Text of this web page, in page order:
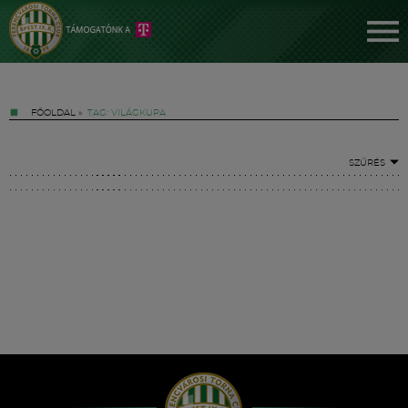
FŐOLDAL » TAG: VILÁGKUPA
SZŰRÉS
Hírek